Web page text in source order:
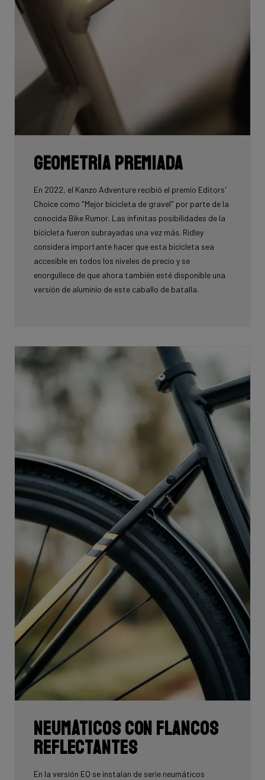
Geometría premiada
En 2022, el Kanzo Adventure recibió el premio Editors'
Choice como "Mejor bicicleta de gravel" por parte de la
conocida Bike Rumor. Las infinitas posibilidades de la
bicicleta fueron subrayadas una vez más. Ridley
considera importante hacer que esta bicicleta sea
accesible en todos los niveles de precio y se
enorgullece de que ahora también esté disponible una
versión de aluminio de este caballo de batalla.
Neumáticos con flancos
reflectantes
En la versión EQ se instalan de serie neumáticos